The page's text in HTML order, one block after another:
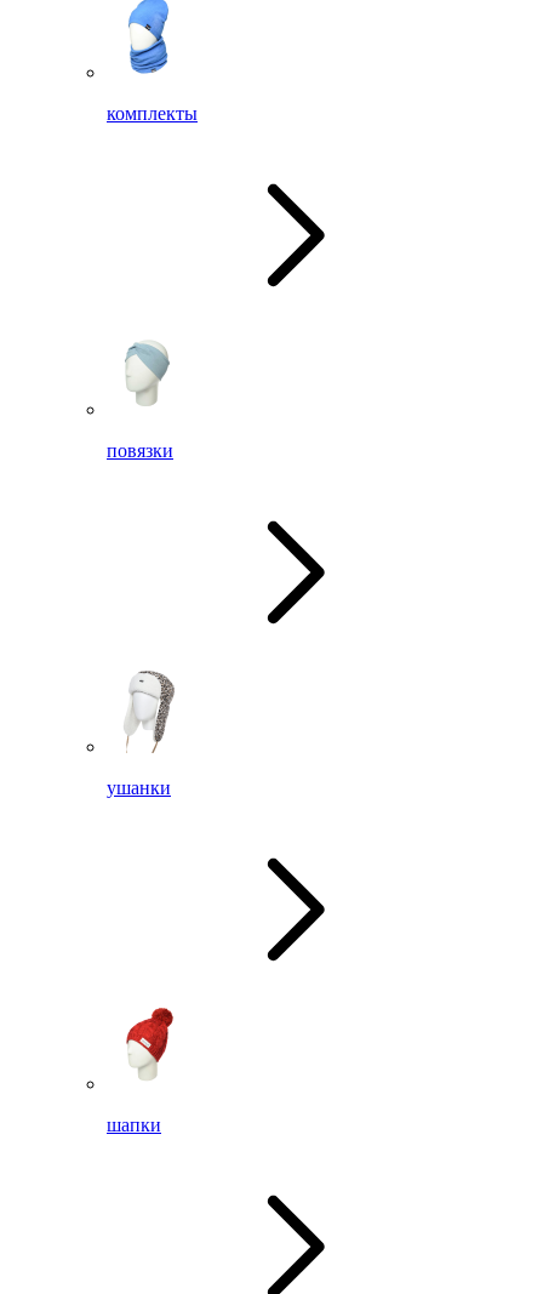
комплекты
повязки
ушанки
шапки